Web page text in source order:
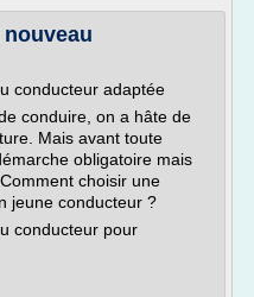
conducteur adaptée
conduire, on a hâte de
Mais avant toute
obligatoire mais
choisir une
jeune conducteur ?
conducteur pour